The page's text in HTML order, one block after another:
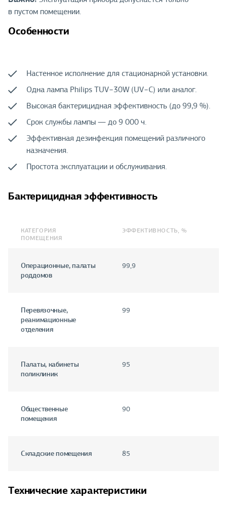
в пустом помещении.
Особенности
Настенное исполнение для стационарной установки.
Одна лампа Philips TUV−30W (UV−C) или аналог.
Высокая бактерицидная эффективность (до 99,9 %).
Срок службы лампы — до 9 000 ч.
Эффективная дезинфекция помещений различного
назначения.
Простота эксплуатации и обслуживания.
Бактерицидная эффективность
КАТЕГОРИЯ
ПОМЕЩЕНИЯ
ЭФФЕКТИВНОСТЬ, %
Операционные, палаты
роддомов
99,9
Перевязочные,
реанимационные
отделения
99
Палаты, кабинеты
поликлиник
95
Общественные
помещения
90
Складские помещения 85
Технические характеристики